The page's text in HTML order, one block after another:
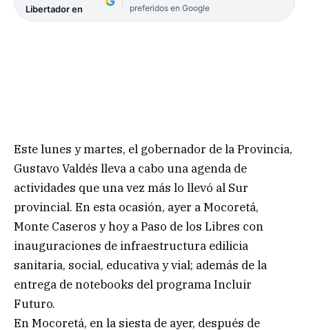
Libertador en
preferidos en Google
Este lunes y martes, el gobernador de la Provincia,
Gustavo Valdés lleva a cabo una agenda de
actividades que una vez más lo llevó al Sur
provincial. En esta ocasión, ayer a Mocoretá,
Monte Caseros y hoy a Paso de los Libres con
inauguraciones de infraestructura edilicia
sanitaria, social, educativa y vial; además de la
entrega de notebooks del programa Incluir
Futuro.
En Mocoretá, en la siesta de ayer, después de